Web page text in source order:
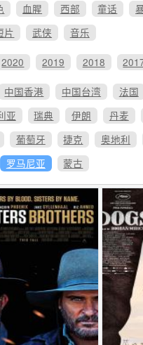
血腥 西部 童话
片 武侠 音乐
2020 2019 2018
中国香港 中国台湾 法国
亚 瑞典 伊朗 丹麦
葡萄牙 捷克 奥地利
罗马尼亚 蒙古